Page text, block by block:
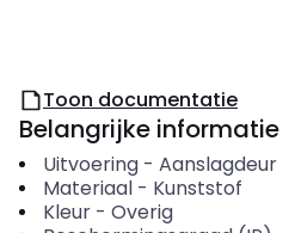
Toon documentatie
Belangrijke informatie
Uitvoering- Aanslagdeur
Materiaal- Kunststof
Kleur- Overig